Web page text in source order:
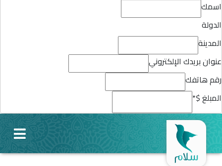
اسمك
الدولة
المدينة
عنوان بريدك الإلكتروني
رقم هاتفك
المبلغ $*